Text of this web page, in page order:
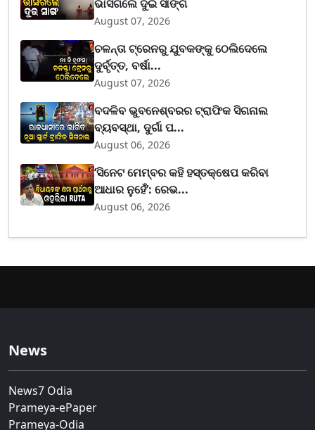
ଭାସିଗଲେ ଦୁଇ ସାଙ୍ଗ
August 07, 2026
ଚଳନ୍ତା ଟ୍ରେନରୁ ଯୁବକଙ୍କୁ ଠେଲିଦେଲେ
ଦୁର୍ବୃତ୍ତ, ବର୍ଷା...
August 07, 2026
ବଦଳିବ ଭୁବନେଶ୍ବରର ଟ୍ରାଫିକ ସିଗନାଲ
ବ୍ୟବସ୍ଥା, ଦୁର୍ଗା ପ...
August 06, 2026
‘ସିନେଟ ମେମ୍ବର କହି ହସ୍ତକ୍ଷେପ କରିବା
ଆଧାର ନୁହେଁ’: ରେଭ...
August 06, 2026
News
News7 Odia
Prameya-ePaper
Prameya-Odia